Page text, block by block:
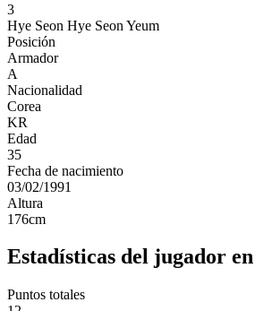
3
Hye Seon Hye Seon Yeum
Posición
Armador
A
Nacionalidad
Corea
KR
Edad
35
Fecha de nacimiento
03/02/1991
Altura
176cm
Estadísticas del jugador
Puntos totales